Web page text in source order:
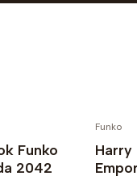
Funko
2042
Funko
Harry